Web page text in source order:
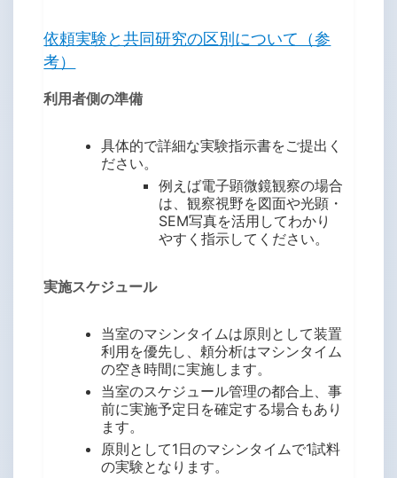
依頼実験と共同研究の区別について（参
考）
利用者側の準備
具体的で詳細な実験指示書をご提出く
ださい。
例えば電子顕微鏡観察の場合
は、観察視野を図面や光顕・
SEM写真を活用してわかり
やすく指示してください。
実施スケジュール
当室のマシンタイムは原則として装置
利用を優先し、頼分析はマシンタイム
の空き時間に実施します。
当室のスケジュール管理の都合上、事
前に実施予定日を確定する場合もあり
ます。
原則として1日のマシンタイムで1試料
の実験となります。